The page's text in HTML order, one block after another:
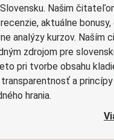
Našim
aktuálne
analýzy kurzov. Naším
zdrojom pre
pri tvorbe obsahu
a princípy
hrania.